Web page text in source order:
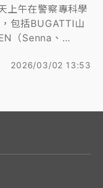
上午在警察專科學
包括BUGATTI山
（Senna、
SP2、812
、PORSCHE等多
於大家關注的山
」果然以1.35億元
也果真如謝瑞益
2026/03/02 13:53